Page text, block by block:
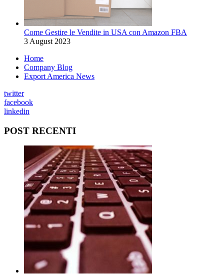
Come Gestire le Vendite in USA con Amazon FBA
3 August 2023
Home
Company Blog
Export America News
twitter
facebook
linkedin
POST RECENTI